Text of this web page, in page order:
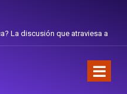
La discusión que atraviesa a